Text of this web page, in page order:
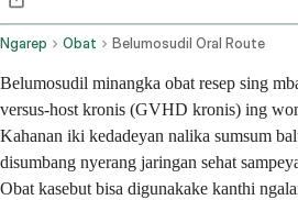
Ngarep Obat Belumosudil Oral Route
Belumosudil minangka obat resep sing
versus-host kronis (GVHD kronis) ing
Kahanan iki kedadeyan nalika sumsum
disumbang nyerang jaringan sehat
Obat kasebut bisa digunakake kanthi